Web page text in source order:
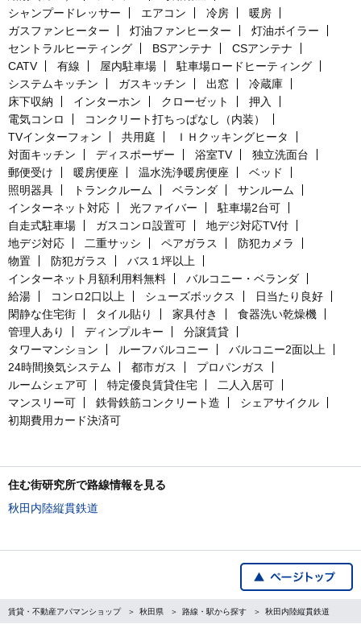
シャンプードレッサー
エアコン 冷房
暖房
ガスファンヒーター
灯油ファンヒーター
灯油ボイラー
セントラルヒーティング
BSアンテナ
CSアンテナ
CATV
有線 屋内駐車場
駐車場ロードヒーティング
システムキッチン
ガスキッチン 出窓
冷蔵庫
床下収納
インターホン クローゼット
押入
電気コンロ
コンクリート打ちっぱなし（内装）
TVインターフォン
共用庭
ＩＨクッキングヒータ
対面キッチン
ディスポーザー 浴室TV
独立洗面台
郵便受け
暖房便座 温水洗浄暖房便座
ベッド
照明器具
トランクルーム ベランダ
サンルーム
インターネット対応
光ファイバー
駐車場2台可
自走式駐車場
ガスコンロ設置可
地デジ対応TV付
地デジ対応
二重サッシ ペアガラス
防犯カメラ
物置
防犯ガラス
バス１坪以上
インターネット月額利用料無料
バルコニー・ベランダ
給湯
コンロ2口以上 シューズボックス
日当たり良好
閑静な住宅街
タイル貼り 家具付き
食器洗い乾燥機
管理人あり
ディンプルキー
分譲賃貸
タワーマンション
ルーフバルコニー
バルコニー2面以上
24時間換気システム
都市ガス
プロパンガス
ルームシェア可
特定優良賃貸住宅
二人入居可
マンスリー可
鉄骨鉄筋コンクリート造
シェアサイクル
初期費用カード決済可
住む街研究所で路線情報を見る
秋田内陸縦貫鉄道
賃貸・不動産アパマンショップ 秋田県 路線・駅から探す 秋田内陸縦貫鉄道